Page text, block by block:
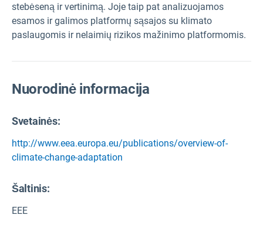
stebėseną ir vertinimą. Joje taip pat analizuojamos
esamos ir galimos platformų sąsajos su klimato
paslaugomis ir nelaimių rizikos mažinimo platformomis.
Nuorodinė informacija
Svetainės:
http://www.eea.europa.eu/publications/overview-of-
climate-change-adaptation
Šaltinis:
EEE